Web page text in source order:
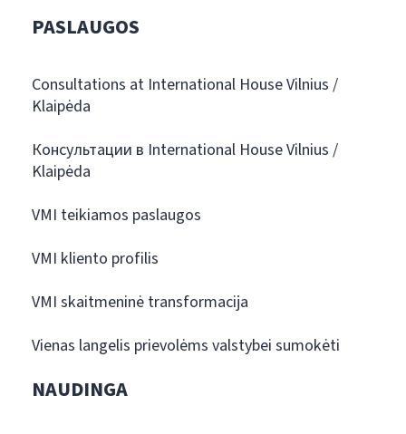
PASLAUGOS
Consultations at International House Vilnius /
Klaipėda
Консультации в International House Vilnius /
Klaipėda
VMI teikiamos paslaugos
VMI kliento profilis
VMI skaitmeninė transformacija
Vienas langelis prievolėms valstybei sumokėti
NAUDINGA